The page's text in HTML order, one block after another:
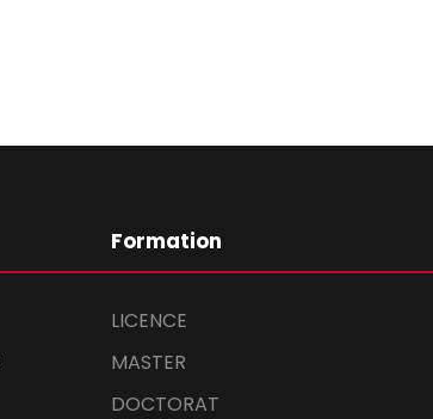
Formation
LICENCE
MASTER
DOCTORAT